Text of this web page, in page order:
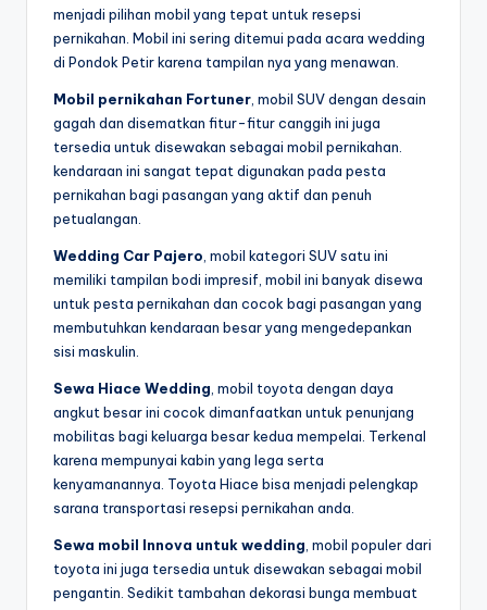
menjadi pilihan mobil yang tepat untuk resepsi
pernikahan. Mobil ini sering ditemui pada acara wedding
di Pondok Petir karena tampilan nya yang menawan.
Mobil pernikahan Fortuner , mobil SUV dengan desain
gagah dan disematkan fitur-fitur canggih ini juga
tersedia untuk disewakan sebagai mobil pernikahan.
kendaraan ini sangat tepat digunakan pada pesta
pernikahan bagi pasangan yang aktif dan penuh
petualangan.
Wedding Car Pajero , mobil kategori SUV satu ini
memiliki tampilan bodi impresif, mobil ini banyak disewa
untuk pesta pernikahan dan cocok bagi pasangan yang
membutuhkan kendaraan besar yang mengedepankan
sisi maskulin.
Sewa Hiace Wedding , mobil toyota dengan daya
angkut besar ini cocok dimanfaatkan untuk penunjang
mobilitas bagi keluarga besar kedua mempelai. Terkenal
karena mempunyai kabin yang lega serta
kenyamanannya. Toyota Hiace bisa menjadi pelengkap
sarana transportasi resepsi pernikahan anda.
Sewa mobil Innova untuk wedding , mobil populer dari
toyota ini juga tersedia untuk disewakan sebagai mobil
pengantin. Sedikit tambahan dekorasi bunga membuat